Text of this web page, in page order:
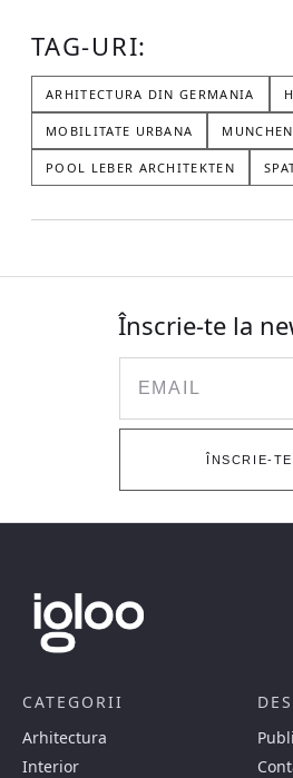
TAG-URI:
ARHITECTURA DIN GERMANIA
MOBILITATE URBANA MUNCHEN
POOL LEBER ARCHITEKTEN
Înscrie-te la
ÎNSCRIE-TE
CATEGORII
Arhitectura
Interior